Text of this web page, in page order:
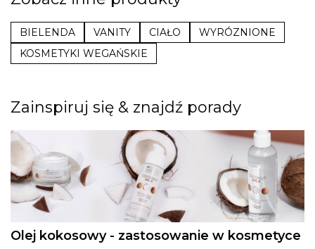
BIELENDA VANITY CIAŁO
WYRÓZNIONE
KOSMETYKI WEGAŃSKIE
Zainspiruj się & znajdź porady
Olej kokosowy - zastosowanie w kosmetyce